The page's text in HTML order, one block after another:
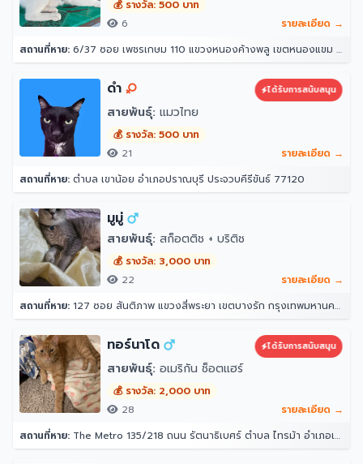
💰 รางวัล: 500 บาท
6
รายละเอียด →
สถานที่หาย: 6/37 ซอย เพชรเกษม 110 แขวงหนองค้างพลู เขตหนองแขม กรุงเทพมหานคร 10160
ดำ ได้รับการสนับสนุน
สายพันธุ์: แมวไทย
💰 รางวัล: 500 บาท
21
รายละเอียด →
สถานที่หาย: ตำบล เขาน้อย อำเภอปราณบุรี ประจวบคีรีขันธ์ 77120
มูมู่
สายพันธุ์: สก็อตติช + บริติช
💰 รางวัล: 3,000 บาท
22
รายละเอียด →
สถานที่หาย: 127 ซอย สันติภาพ แขวงสี่พระยา เขตบางรัก กรุงเทพมหานคร 10500
ทอร์นาโด ได้รับการสนับสนุน
สายพันธุ์: อเมริกัน ช็อตแฮร์
💰 รางวัล: 2,000 บาท
28
รายละเอียด →
สถานที่หาย: The Metro 135/218 ถนน รัตนาธิเบศร์ ตำบล ไทรม้า อำเภอเมืองนนทบุรี นนทบุรี 11000